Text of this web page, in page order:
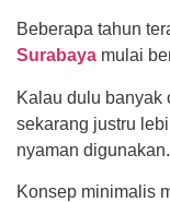
Beberapa tahun
Surabaya mulai
Kalau dulu banyak
sekarang justru
nyaman digunakan.
Konsep minimalis